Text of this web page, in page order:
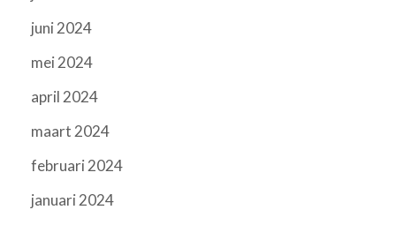
juni 2024
mei 2024
april 2024
maart 2024
februari 2024
januari 2024